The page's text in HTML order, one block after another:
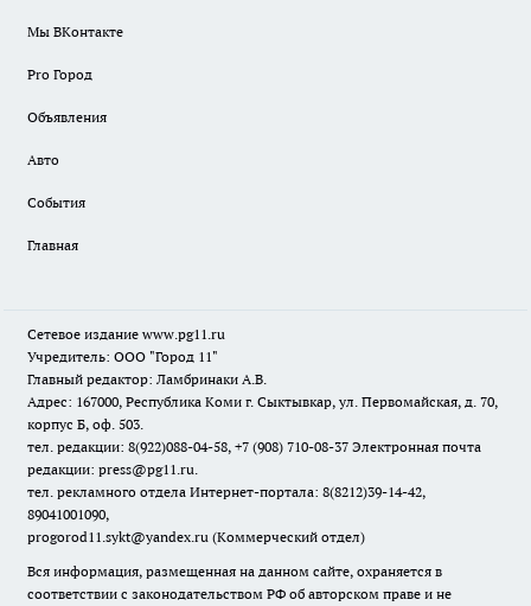
Мы ВКонтакте
Pro Город
Объявления
Авто
События
Главная
Сетевое издание www.pg11.ru
Учредитель: ООО "Город 11"
Главный редактор: Ламбринаки А.В.
Адрес: 167000, Республика Коми г. Сыктывкар, ул. Первомайская, д. 70,
корпус Б, оф. 503.
тел. редакции: 8(922)088-04-58, +7 (908) 710-08-37 Электронная почта
редакции: press@pg11.ru.
тел. рекламного отдела Интернет-портала: 8(8212)39-14-42,
89041001090,
progorod11.sykt@yandex.ru (Коммерческий отдел)
Вся информация, размещенная на данном сайте, охраняется в
соответствии с законодательством РФ об авторском праве и не